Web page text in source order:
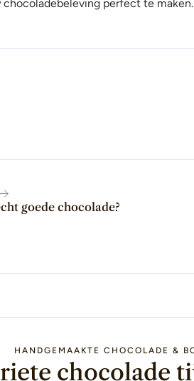
chocoladebeleving perfect te maken.
goede chocolade?
HANDGEMAAKTE CHOCOLADE &
chocolade